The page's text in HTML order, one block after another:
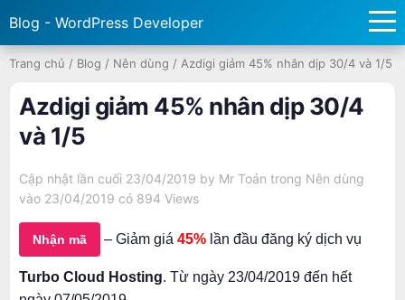
Blog - WordPress Developer
Trang chủ / Blog / Nên dùng / Azdigi giảm 45% nhân dịp 30/4 và 1/5
Azdigi giảm 45% nhân dịp 30/4
và 1/5
Cập nhật lần cuối 23/04/2019 by Mr Toản trong Nên dùng
vào 23/04/2019 có 894 Views
Nhận mã – Giảm giá 45% lần đầu đăng ký dịch vụ
Turbo Cloud Hosting. Từ ngày 23/04/2019 đến hết